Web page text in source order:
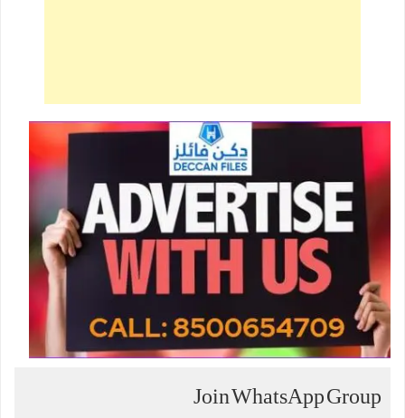
Join WhatsApp Group